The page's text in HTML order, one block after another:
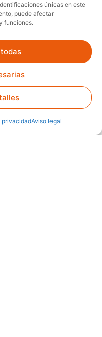
únicas en este
puede afectar
funciones.
Aviso legal